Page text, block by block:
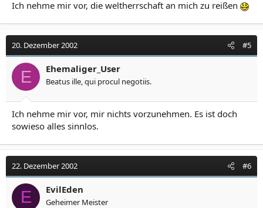
Ich nehme mir vor, die weltherrschaft an mich zu reißen
20. Dezember 2002 #5
E Ehemaliger_User
Beatus ille, qui procul negotiis.
Ich nehme mir vor, mir nichts vorzunehmen. Es ist doch
sowieso alles sinnlos.
22. Dezember 2002 #6
E EvilEden
Geheimer Meister